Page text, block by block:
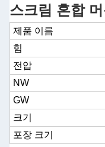
스크림 혼합
제품 이름
힘
전압
NW
GW
크기
포장 크기